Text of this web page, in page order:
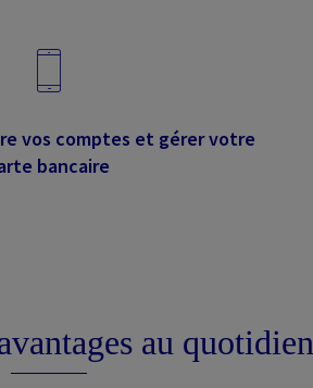
vos comptes et gérer votre
bancaire
au quotidien